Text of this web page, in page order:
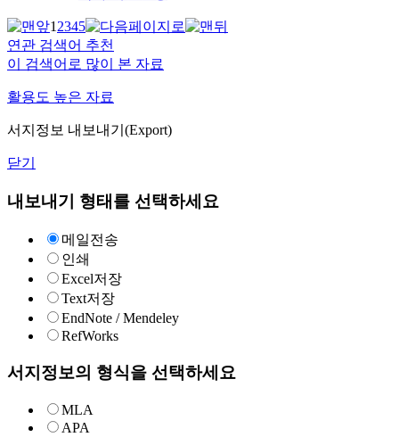
12345
연관 검색어 추천
이 검색어로 많이 본 자료
활용도 높은 자료
서지정보 내보내기(Export)
닫기
내보내기 형태를 선택하세요
메일전송
인쇄
Excel저장
Text저장
EndNote / Mendeley
RefWorks
서지정보의 형식을 선택하세요
MLA
APA